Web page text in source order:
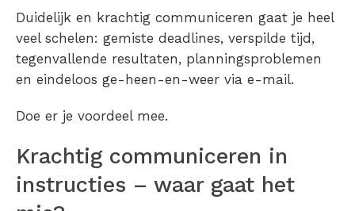
Duidelijk en krachtig communiceren gaat je heel
veel schelen: gemiste deadlines, verspilde tijd,
tegenvallende resultaten, planningsproblemen
en eindeloos ge-heen-en-weer via e-mail.
Doe er je voordeel mee.
Krachtig communiceren in
instructies – waar gaat het